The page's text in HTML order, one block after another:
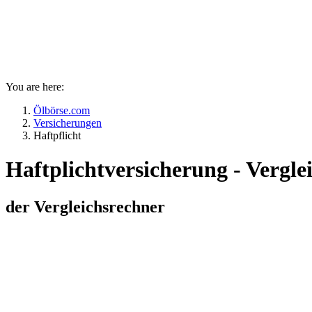
You are here:
Ölbörse.com
Versicherungen
Haftpflicht
Haftplichtversicherung -
der Vergleichsrechner